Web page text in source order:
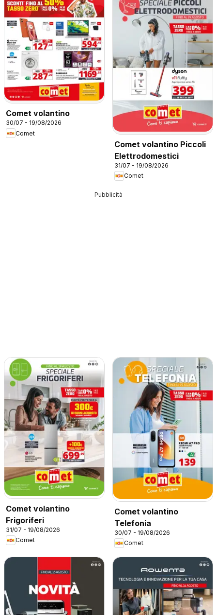
Comet volantino
30/07 - 19/08/2026
Comet
Comet volantino Piccoli
Elettrodomestici
31/07 - 19/08/2026
Comet
Pubblicità
Comet volantino
Frigoriferi
31/07 - 19/08/2026
Comet
Comet volantino
Telefonia
30/07 - 19/08/2026
Comet